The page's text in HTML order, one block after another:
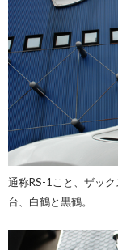
通称RS-1こと、ザッ
台、白鶴と黒鶴。